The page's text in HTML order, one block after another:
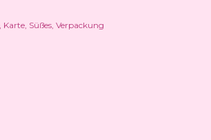
Karte Süßes Verpackung